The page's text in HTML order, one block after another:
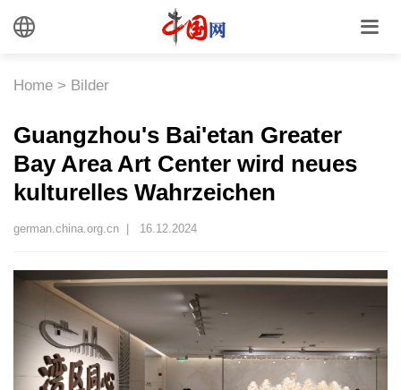
Home > Bilder
Guangzhou's Bai'etan Greater
Bay Area Art Center wird neues
kulturelles Wahrzeichen
german.china.org.cn | 16.12.2024